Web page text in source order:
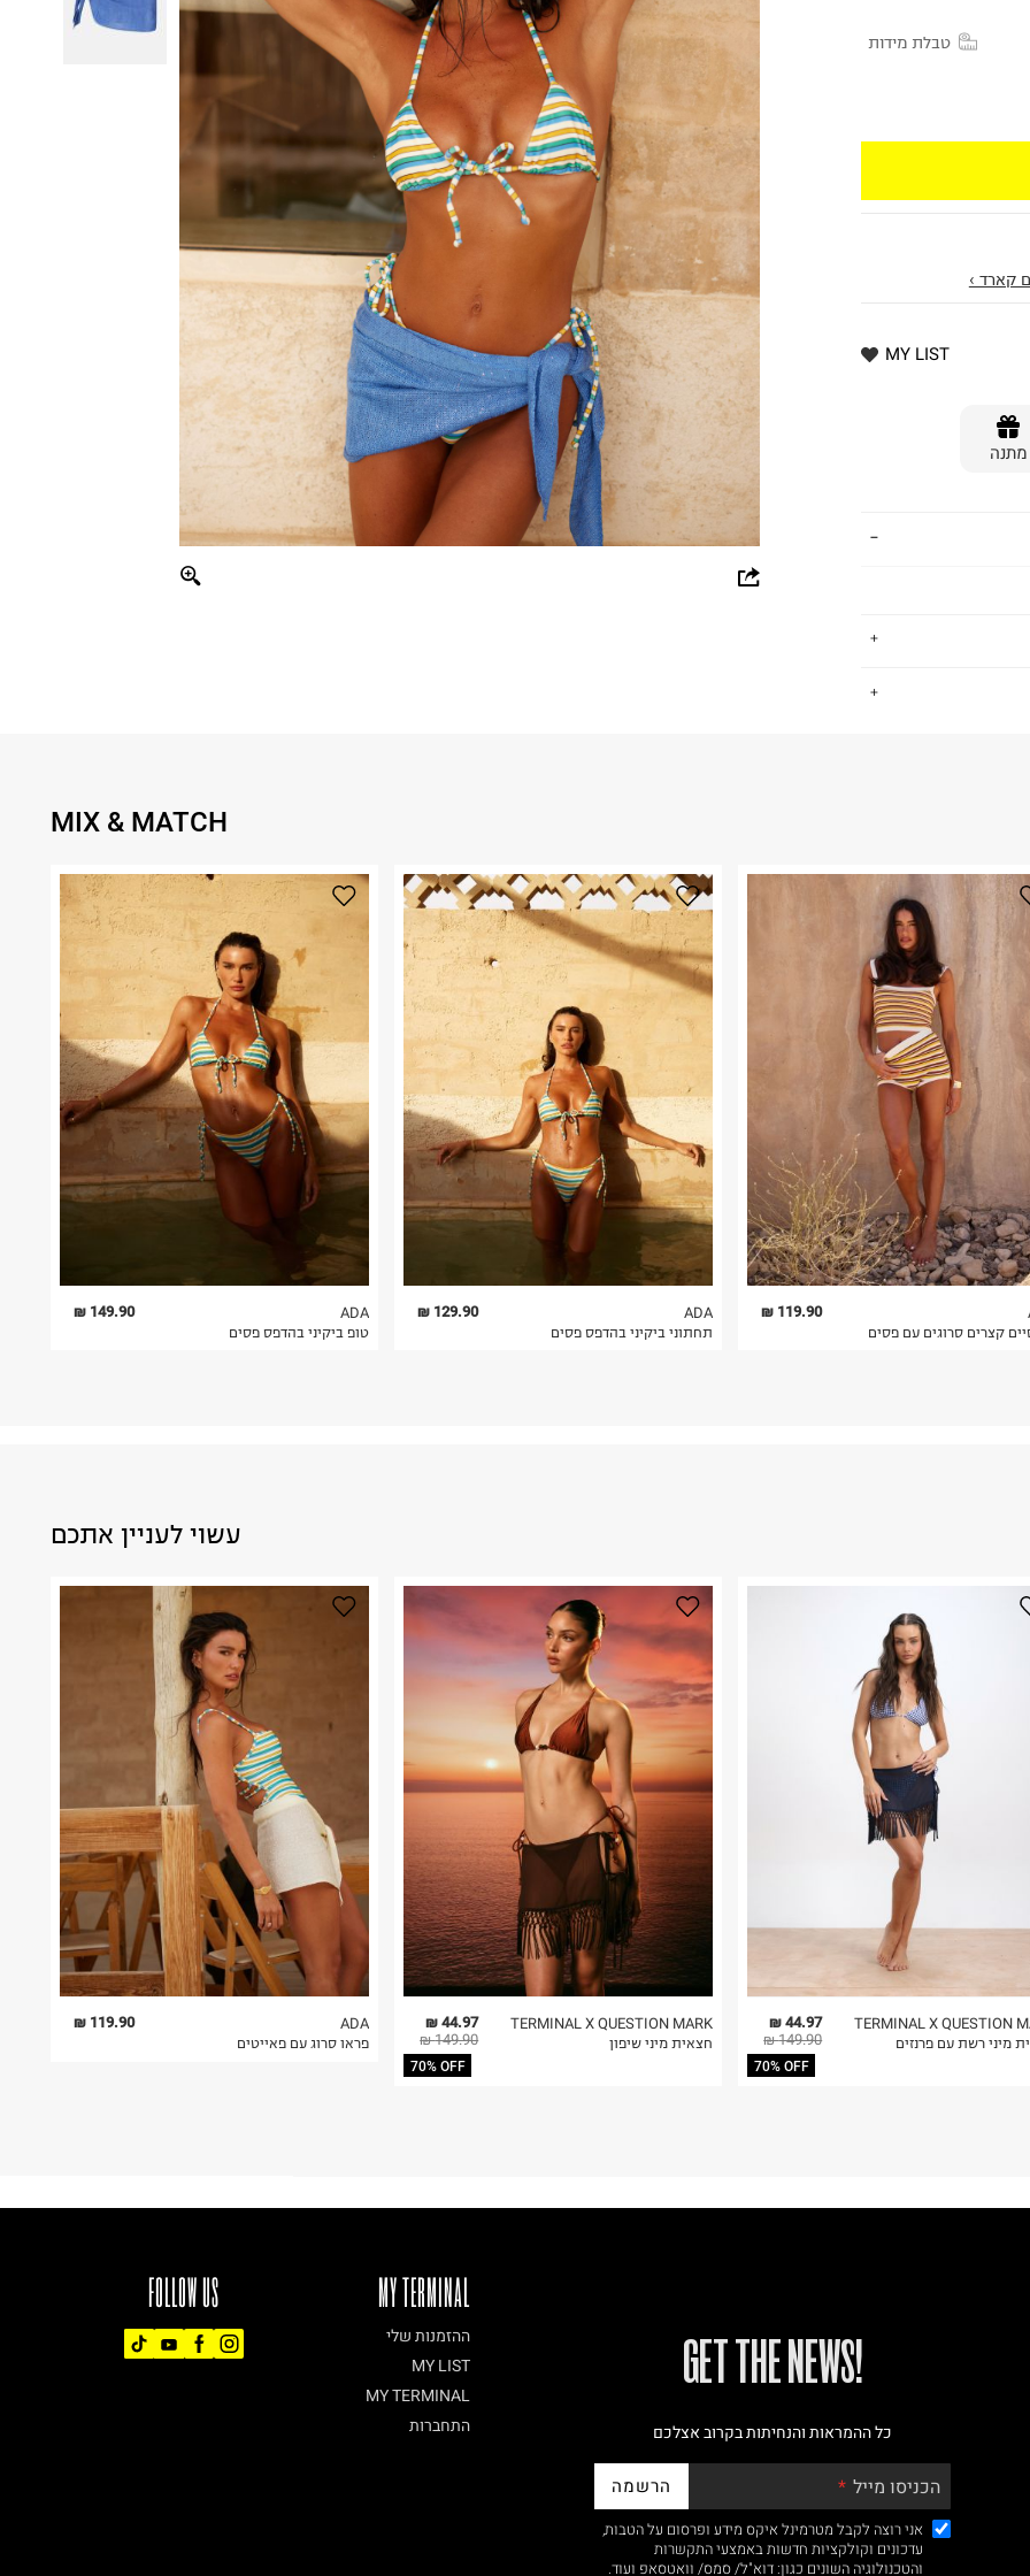
טבלת מידות
קארד ›
MY LIST
מתנה
על גבי החבילה
באתר בלבד
בלבד. לא ניתן
MIX & MATCH
149.90 ₪
ADA
טופ ביקיני בהדפס פסים
129.90 ₪
ADA
תחתוני ביקיני בהדפס פסים
119.90 ₪
קצרים סרוגים עם פסים
עשוי לעניין אתכם
119.90 ₪
ADA
פראו סרוג עם פאייטים
44.97 ₪
149.90 ₪
70% OFF
TERMINAL X QUESTION MARK
חצאית מיני שיפון
44.97 ₪
149.90 ₪
70% OFF
TERMINAL X QUESTION
מיני רשת עם פרנזים
FOLLOW US MY TERMINAL
ההזמנות שלי
MY LIST
MY TERMINAL
התחברות
!GET THE NEWS
כל ההמראות והנחיתות בקרוב אצלכם
הכניסו מייל הרשמה
אני רוצה לקבל מטרמינל איקס מידע ופרסום על הטבות,
עדכונים וקולקציות חדשות באמצעי התקשרות
והטכנולוגיה השונים כגון: דוא"ל/ סמס/ וואטסאפ ועוד.